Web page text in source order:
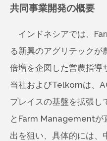
共同事業開発の概要
インドネシアでは、
る新興のアグリテックが
倍増を企図した営農指導
当社およびTelkomは、
プレイスの基盤を拡張し
とFarm Managementが
出を狙い、具体的には、